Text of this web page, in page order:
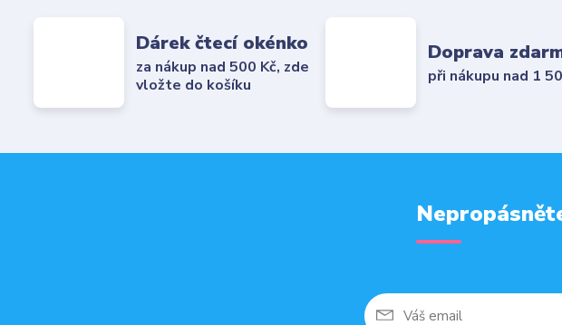
Dárek čtecí okénko
za nákup nad 500 Kč, zde
vložte do košíku
Doprava
při nákupu nad 1